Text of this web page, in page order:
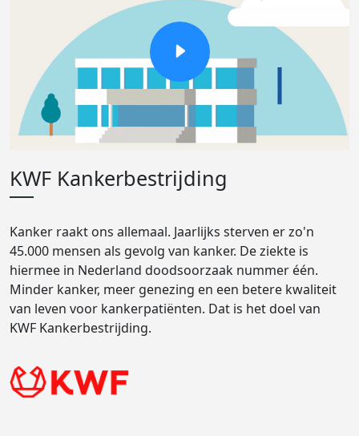
KWF Kankerbestrijding
Kanker raakt ons allemaal. Jaarlijks sterven er zo'n
45.000 mensen als gevolg van kanker. De ziekte is
hiermee in Nederland doodsoorzaak nummer één.
Minder kanker, meer genezing en een betere kwaliteit
van leven voor kankerpatiënten. Dat is het doel van
KWF Kankerbestrijding.